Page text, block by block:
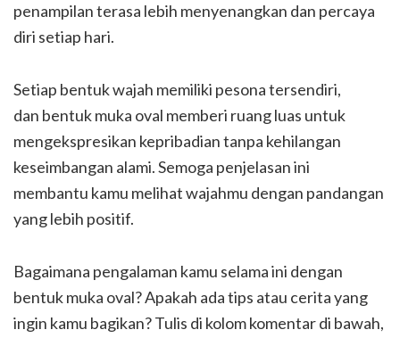
penampilan terasa lebih menyenangkan dan percaya
diri setiap hari.
Setiap bentuk wajah memiliki pesona tersendiri,
dan bentuk muka oval memberi ruang luas untuk
mengekspresikan kepribadian tanpa kehilangan
keseimbangan alami. Semoga penjelasan ini
membantu kamu melihat wajahmu dengan pandangan
yang lebih positif.
Bagaimana pengalaman kamu selama ini dengan
bentuk muka oval? Apakah ada tips atau cerita yang
ingin kamu bagikan? Tulis di kolom komentar di bawah,